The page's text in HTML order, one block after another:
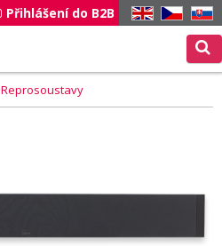
EN CZ SK
Přihlášení do B2B
Reprosoustavy